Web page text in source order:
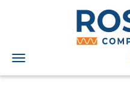
Toggle
navigation